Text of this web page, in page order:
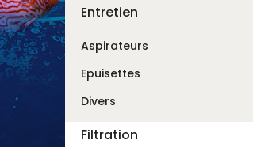
Entretien
Aspirateurs
Epuisettes
Divers
Filtration